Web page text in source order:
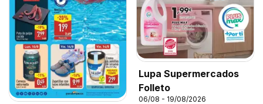
Lupa Supermercados
Folleto
06/08 - 19/08/2026